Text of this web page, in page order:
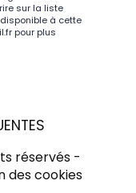
sur la liste
à cette
pour plus
réservés -
des cookies